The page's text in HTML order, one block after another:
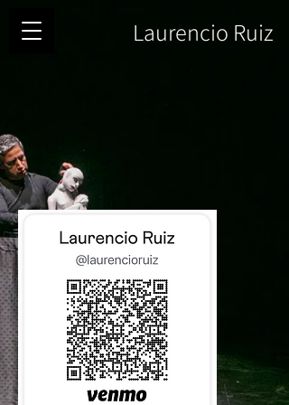
Laurencio Ruiz